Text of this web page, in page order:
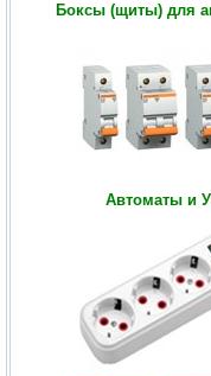
Боксы (щиты) для
Автоматы и